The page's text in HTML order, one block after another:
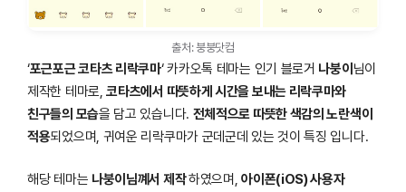
출처: 붕붕닷컴
‘포근포근 코타츠 리락쿠마‘ 카카오톡 테마는 인기 블로거 나붕이 님이
제작한 테마로,코타츠에서 따뜻하게 시간을 보내는 리락쿠마와
친구들의 모습을 담고 있습니다. 전체적으로 따뜻한 색감의 노란색이
적용되었으며, 귀여운 리락쿠마가 군데군데 있는 것이 특징 입니다.
해당 테마는 나붕이님꼐서 제작하였으며,아이폰(iOS) 사용자